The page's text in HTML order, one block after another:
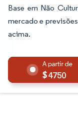
Base em Não
mercado e
acima.
4750